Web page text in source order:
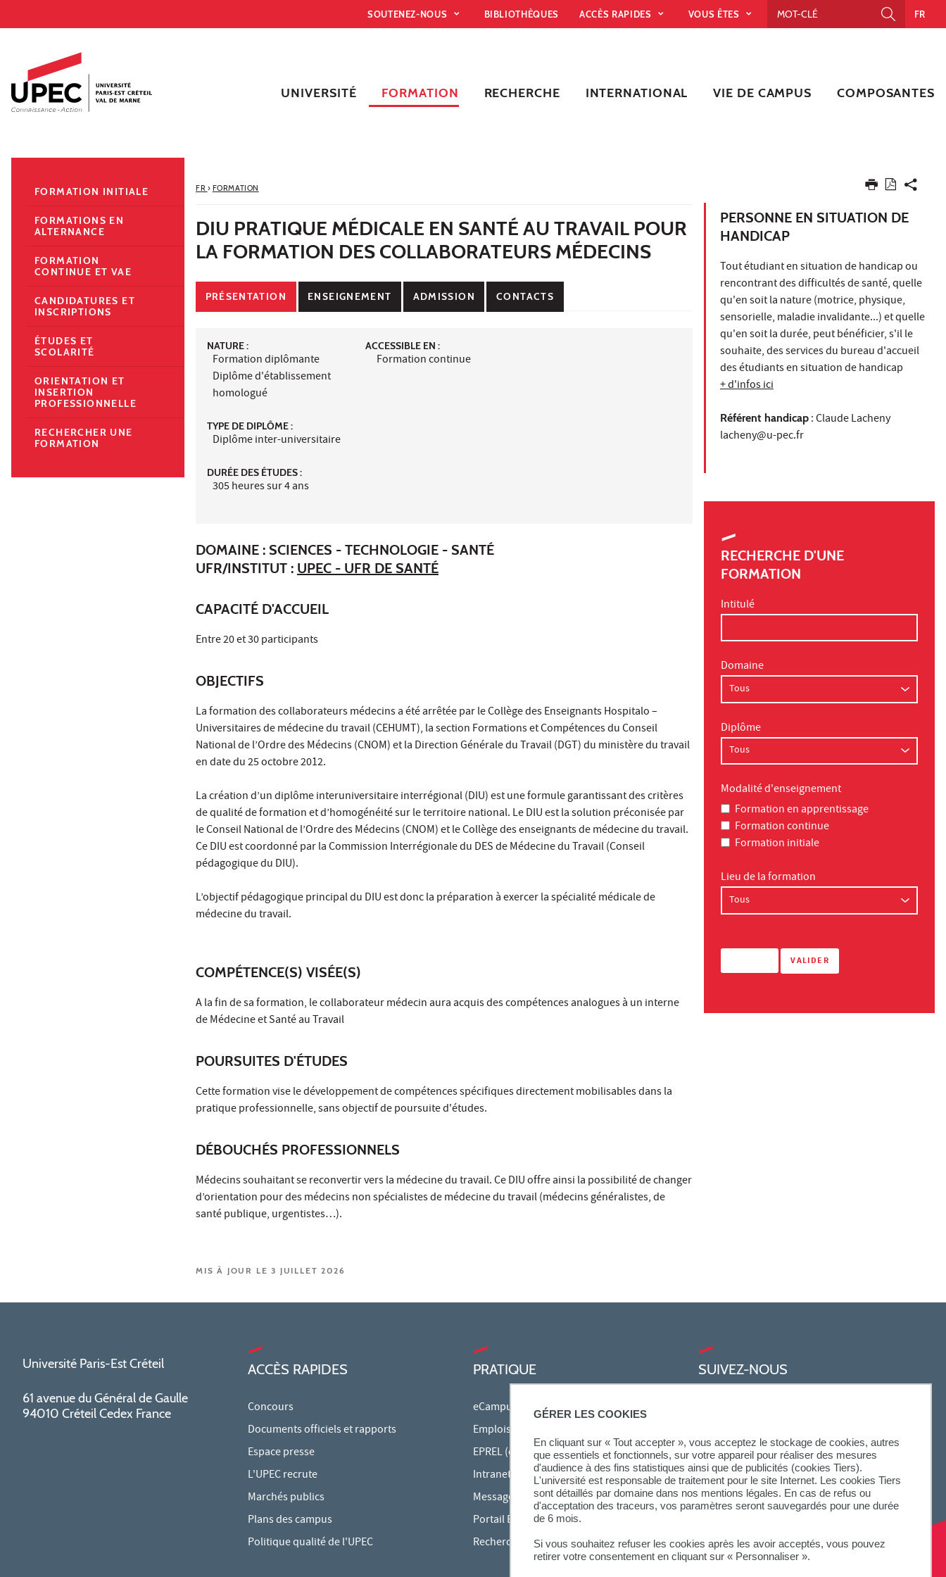
GÉRER LES COOKIES
En cliquant sur « Tout accepter », vous acceptez le stockage de cookies, autres
que essentiels et fonctionnels, sur votre appareil pour réaliser des mesures
d'audience à des fins statistiques ainsi que de publicités (cookies Tiers).
L'université est responsable de traitement pour le site Internet. Les cookies Tiers
sont détaillés par domaine dans nos mentions légales. En cas de refus ou
d'acceptation des traceurs, vos paramètres seront sauvegardés pour une durée
de 6 mois.
Si vous souhaitez refuser les cookies après les avoir acceptés, vous pouvez
retirer votre consentement en cliquant sur « Personnaliser ».
Accès directs
Recherche
Navigation secondaire
SOUTENEZ-NOUS BIBLIOTHÈQUES ACCÈS RAPIDES VOUS ÊTES FR
UNIVERSITÉ FORMATION RECHERCHE INTERNATIONAL VIE DE CAMPUS COMPOSANTES
FR › FORMATION
DIU PRATIQUE MÉDICALE EN SANTÉ AU TRAVAIL POUR
LA FORMATION DES COLLABORATEURS MÉDECINS
PRÉSENTATION ENSEIGNEMENT ADMISSION CONTACTS
NATURE :
Formation diplômante
Diplôme d'établissement
homologué
TYPE DE DIPLÔME :
Diplôme inter-universitaire
DURÉE DES ÉTUDES :
305 heures sur 4 ans
ACCESSIBLE EN :
Formation continue
DOMAINE : SCIENCES - TECHNOLOGIE - SANTÉ
UFR/INSTITUT : UPEC - UFR DE SANTÉ
CAPACITÉ D'ACCUEIL
Entre 20 et 30 participants
OBJECTIFS
La formation des collaborateurs médecins a été arrêtée par le Collège des Enseignants Hospitalo –
Universitaires de médecine du travail (CEHUMT), la section Formations et Compétences du Conseil
National de l’Ordre des Médecins (CNOM) et la Direction Générale du Travail (DGT) du ministère du travail
en date du 25 octobre 2012.
La création d’un diplôme interuniversitaire interrégional (DIU) est une formule garantissant des critères
de qualité de formation et d’homogénéité sur le territoire national. Le DIU est la solution préconisée par
le Conseil National de l’Ordre des Médecins (CNOM) et le Collège des enseignants de médecine du travail.
Ce DIU est coordonné par la Commission Interrégionale du DES de Médecine du Travail (Conseil
pédagogique du DIU).
L’objectif pédagogique principal du DIU est donc la préparation à exercer la spécialité médicale de
médecine du travail.
COMPÉTENCE(S) VISÉE(S)
A la fin de sa formation, le collaborateur médecin aura acquis des compétences analogues à un interne
de Médecine et Santé au Travail
POURSUITES D'ÉTUDES
Cette formation vise le développement de compétences spécifiques directement mobilisables dans la
pratique professionnelle, sans objectif de poursuite d'études.
DÉBOUCHÉS PROFESSIONNELS
Médecins souhaitant se reconvertir vers la médecine du travail. Ce DIU offre ainsi la possibilité de changer
d’orientation pour des médecins non spécialistes de médecine du travail (médecins généralistes, de
santé publique, urgentistes…).
MIS À JOUR LE 3 JUILLET 2026
PERSONNE EN SITUATION DE
HANDICAP
Tout étudiant en situation de handicap ou
rencontrant des difficultés de santé, quelle
qu'en soit la nature (motrice, physique,
sensorielle, maladie invalidante...) et quelle
qu'en soit la durée, peut bénéficier, s'il le
souhaite, des services du bureau d'accueil
des étudiants en situation de handicap
+ d'infos ici
Référent handicap : Claude Lacheny
lacheny@u-pec.fr
RECHERCHE D'UNE
FORMATION
Intitulé
Domaine
Diplôme
Modalité d'enseignement
Formation en apprentissage
Formation continue
Formation initiale
Lieu de la formation
FORMATION INITIALE
FORMATIONS EN
ALTERNANCE
FORMATION
CONTINUE ET VAE
CANDIDATURES ET
INSCRIPTIONS
ÉTUDES ET
SCOLARITÉ
ORIENTATION ET
INSERTION
PROFESSIONNELLE
RECHERCHER UNE
FORMATION
Université Paris-Est Créteil
61 avenue du Général de Gaulle
94010 Créteil Cedex France
ACCÈS RAPIDES
Concours
Documents officiels et rapports
Espace presse
L'UPEC recrute
Marchés publics
Plans des campus
Politique qualité de l'UPEC
PRATIQUE
eCampus
Emplois du temps en ligne
EPREL (cours en ligne)
Intranet des personnels
Messagerie étudiante
Portail Bu Athéna
Rechercher une formation
SUIVEZ-NOUS